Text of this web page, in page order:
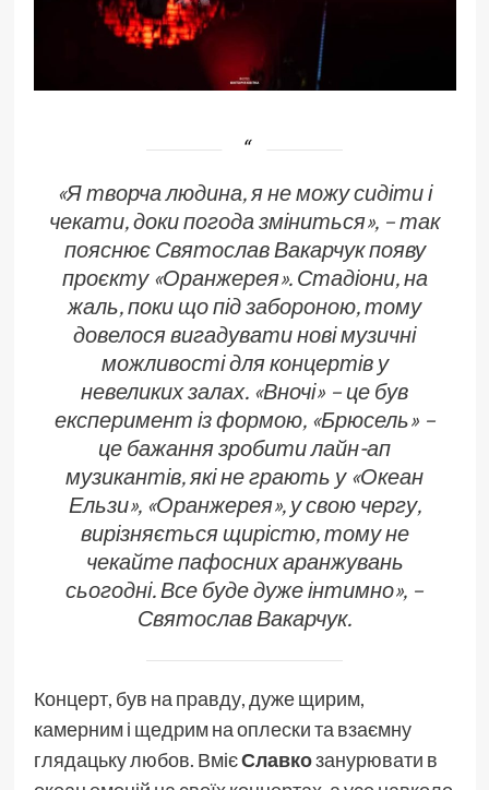
«Я творча людина, я не можу сидіти і
чекати, доки погода зміниться», – так
пояснює Святослав Вакарчук появу
проєкту «Оранжерея». Стадіони, на
жаль, поки що під забороною, тому
довелося вигадувати нові музичні
можливості для концертів у
невеликих залах. «Вночі» – це був
експеримент із формою, «Брюсель» –
це бажання зробити лайн-ап
музикантів, які не грають у «Океан
Ельзи», «Оранжерея», у свою чергу,
вирізняється щирістю, тому не
чекайте пафосних аранжувань
сьогодні. Все буде дуже інтимно», –
Святослав Вакарчук.
Концерт, був на правду, дуже щирим,
камерним і щедрим на оплески та взаємну
глядацьку любов. ВмієСлавкозанурювати в